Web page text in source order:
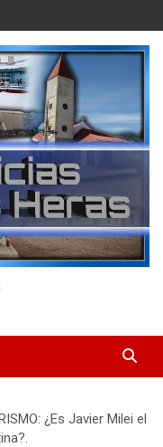
¿Es Javier Milei el